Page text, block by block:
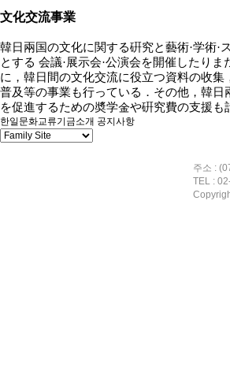
文化交流事業
韓日兩国の文化に関する硏究と藝術·学術·
とする 会議·展示会·公演会を開催 したりま
に ， 韓日間の文化交流に役立つ資料の收集
普及等の事業も行っている ． その他 ， 韓日
を促進するための奬学金や硏究費の支援も
한일문화교류기금소개 공지사항
주소 :
TEL :